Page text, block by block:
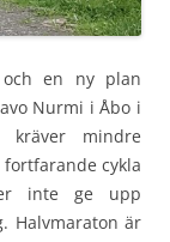
en ny plan
Nurmi i Åbo i
kräver mindre
cykla
inte ge upp
Halvmaraton är